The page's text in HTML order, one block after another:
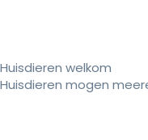
Huisdieren welkom
Huisdieren mogen